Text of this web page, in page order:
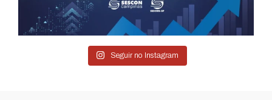
Seguir no Instagram